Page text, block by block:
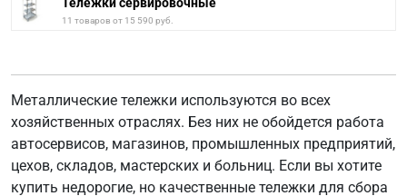
11 товаров от 15 590 руб.
Металлические тележки используются во всех
хозяйственных отраслях. Без них не обойдется работа
автосервисов, магазинов, промышленных предприятий,
цехов, складов, мастерских и больниц. Если вы хотите
купить недорогие, но качественные тележки для сбора